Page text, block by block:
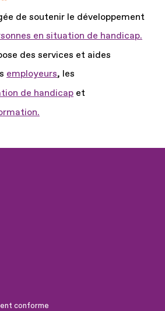
de soutenir le développement
en situation de handicap.
des services et aides
employeurs, les
de handicap et
conforme